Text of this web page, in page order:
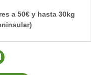
a 50€ y hasta 30kg